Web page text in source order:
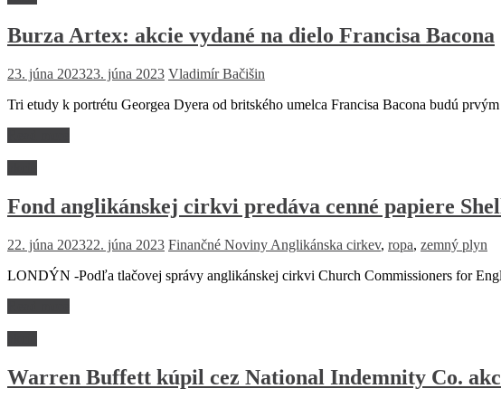
Burza Artex: akcie vydané na dielo Francisa Bacona
23. júna 202323. júna 2023 Vladimír Bačišin
Tri etudy k portrétu Georgea Dyera od britského umelca Francisa Bacona budú
Fond anglikánskej cirkvi predáva cenné papiere
22. júna 202322. júna 2023 Finančné Noviny Anglikánska cirkev, ropa, zemný plyn
LONDÝN -Podľa tlačovej správy anglikánskej cirkvi Church Commissioners for
Warren Buffett kúpil cez National Indemnity Co.